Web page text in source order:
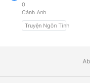
0
Cảnh Anh
Truyện Ngôn Tình